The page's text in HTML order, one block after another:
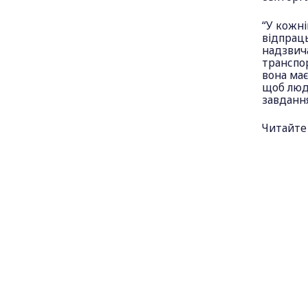
“У
вона
щоб
Читайте